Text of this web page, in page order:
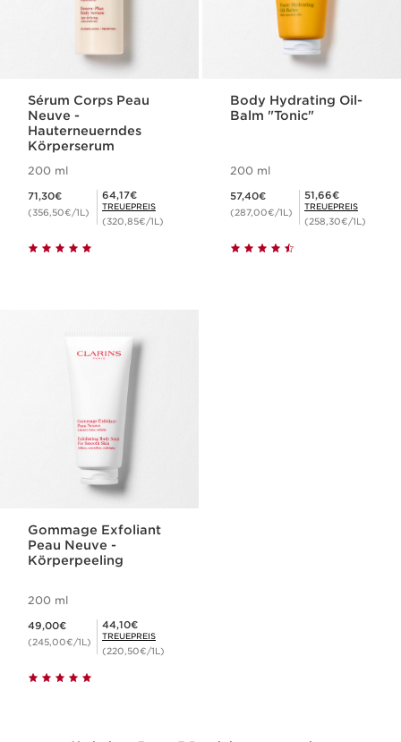
Sérum Corps Peau
Neuve -
Hauterneuerndes
Körperserum
200 ml
71,30€
(356,50€/1L)
Mitgliederpreis 64,17€
64,17€
TREUEPREIS
(320,85€/1L)
Body Hydrating Oil-
Balm "Tonic"
200 ml
57,40€
(287,00€/1L)
Mitgliederpreis 51,66€
51,66€
TREUEPREIS
(258,30€/1L)
Gommage Exfoliant
Peau Neuve -
Körperpeeling
200 ml
49,00€
(245,00€/1L)
Mitgliederpreis 44,10€
44,10€
TREUEPREIS
(220,50€/1L)